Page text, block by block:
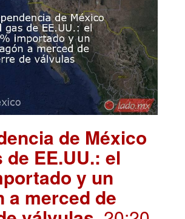
de México
de EE.UU.: el
y un
a merced de